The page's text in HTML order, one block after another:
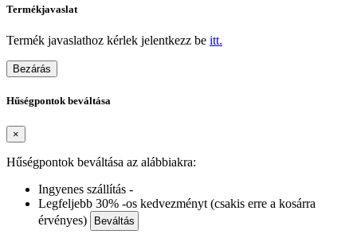
Termékjavaslat
Termék javaslathoz kérlek jelentkezz be itt.
Bezárás
Hűségpontok beváltása
×
Hűségpontok beváltása az alábbiakra:
Ingyenes szállítás -
Legfeljebb 30% -os kedvezményt (csakis erre a kosárra
érvényes)
Beváltás